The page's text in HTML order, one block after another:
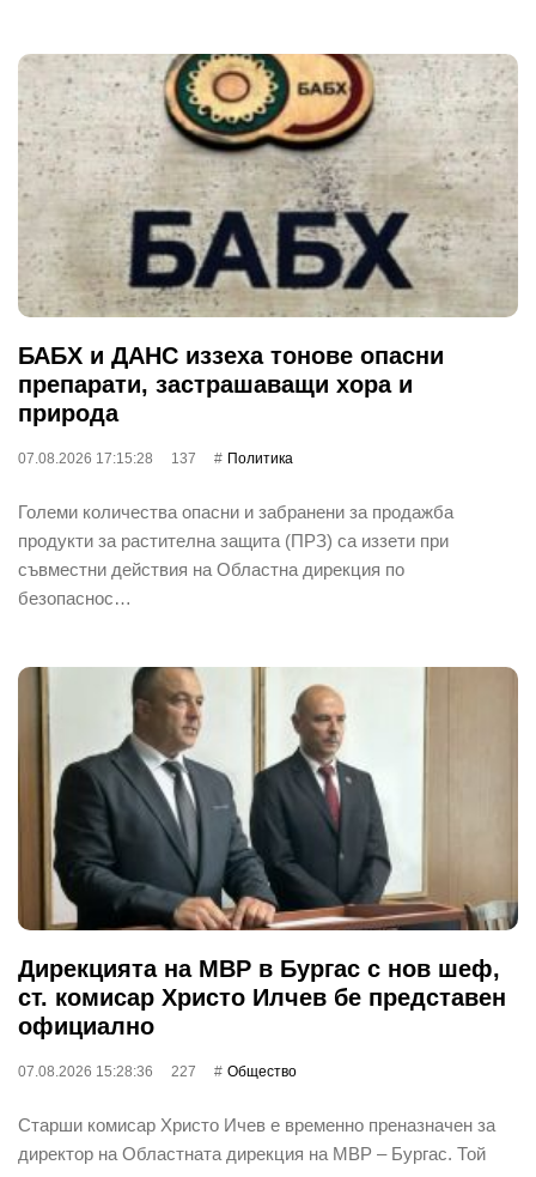
БАБХ и ДАНС иззеха тонове опасни
препарати, застрашаващи хора и
природа
07.08.2026 17:15:28 137 Политика
Големи количества опасни и забранени за продажба
продукти за растителна защита (ПРЗ) са иззети при
съвместни действия на Областна дирекция по
безопаснос…
Дирекцията на МВР в Бургас с нов шеф,
ст. комисар Христо Илчев бе представен
официално
07.08.2026 15:28:36 227 Общество
Старши комисар Христо Ичев е временно преназначен за
директор на Областната дирекция на МВР – Бургас. Той